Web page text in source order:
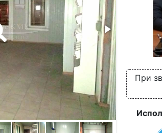
При